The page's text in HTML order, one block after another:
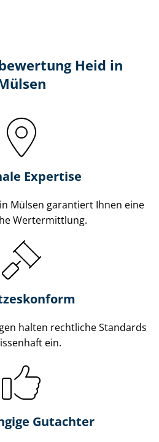
Heid in
Expertise
Mülsen garantiert Ihnen eine
Wertermittlung.
halten rechtliche Standards
ein.
Gutachter